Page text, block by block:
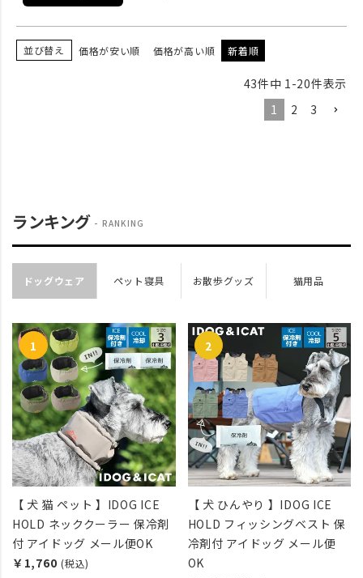
並び替え 価格が安い順 価格が高い順 新着順
43件中 1 -20件表示
1
2 3
ランキング RANKING
ドッグウェア ペット寝具 お散歩グッズ 猫用品
【 犬 猫 ペット 】IDOG ICE
HOLD ネッククーラー 保冷剤
付 アイドッグ メール便OK
￥1,760 (税込)
【 犬 ひんやり 】IDOG ICE
HOLD フィッシングベスト 保
冷剤付 アイドッグ メール便
OK